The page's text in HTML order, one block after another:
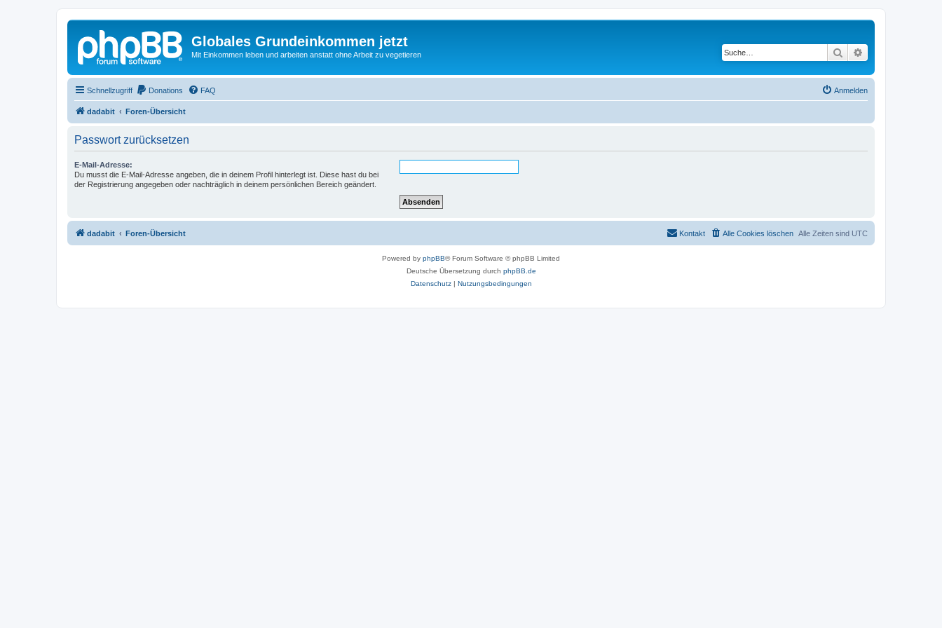
Globales Grundeinkommen jetzt
Mit Einkommen leben und arbeiten anstatt ohne Arbeit zu vegetieren Suche
Schnellzugriff Donations FAQ Anmelden
dadabit Foren-Übersicht
Passwort zurücksetzen
E-Mail-Adresse:
Du musst die E-Mail-Adresse angeben, die in deinem Profil hinterlegt ist. Diese hast du bei
der Registrierung angegeben oder nachträglich in deinem persönlichen Bereich geändert.
dadabit Foren-Übersicht Alle Zeiten sind UTC
Alle Cookies löschen
Kontakt
Powered by phpBB® Forum Software © phpBB Limited
Deutsche Übersetzung durch phpBB.de
Datenschutz| Nutzungsbedingungen